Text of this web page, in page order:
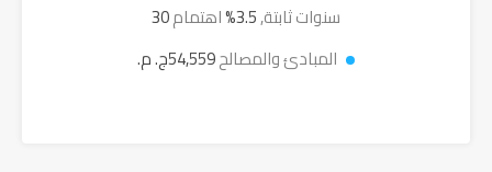
30 سنوات ثابتة,3.5
%اهتمام
المبادئ والمصالح54,559ج. م.